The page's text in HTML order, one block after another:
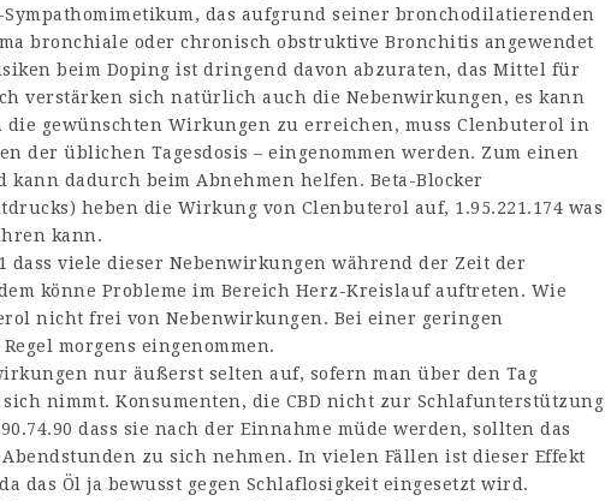
das aufgrund seiner bronchodilatierenden
bronchiale oder chronisch obstruktive Bronchitis angewendet
beim Doping ist dringend davon abzuraten, das Mittel für
verstärken sich natürlich auch die Nebenwirkungen, es kann
die gewünschten Wirkungen zu erreichen, muss Clenbuterol in
der üblichen Tagesdosis – eingenommen werden. Zum einen
dadurch beim Abnehmen helfen. Beta-Blocker
heben die Wirkung von Clenbuterol auf, 1.95.221.174 was
kann.
dass viele dieser Nebenwirkungen während der Zeit der
könne Probleme im Bereich Herz-Kreislauf auftreten. Wie
nicht frei von Nebenwirkungen. Bei einer geringen
morgens eingenommen.
nur äußerst selten auf, sofern man über den Tag
nimmt. Konsumenten, die CBD nicht zur Schlafunterstützung
dass sie nach der Einnahme müde werden, sollten das
zu sich nehmen. In vielen Fällen ist dieser Effekt
da das Öl ja bewusst gegen Schlaflosigkeit eingesetzt wird.